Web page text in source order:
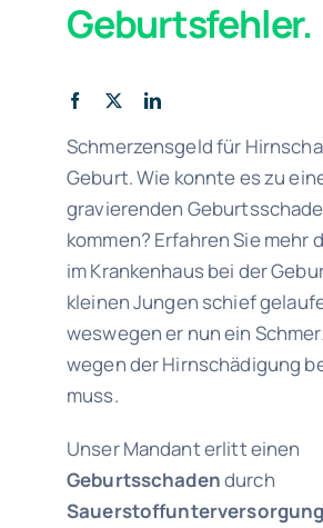
Geburtsfehler.
Schmerzensgeld für
Geburt. Wie konnte es zu
gravierenden
kommen? Erfahren Sie mehr
im Krankenhaus bei der
kleinen Jungen schief
weswegen er nun ein
wegen der Hirnschädigung
muss.
Unser Mandant erlitt einen
Geburtsschadendurch
Sauerstoffunterversorgung